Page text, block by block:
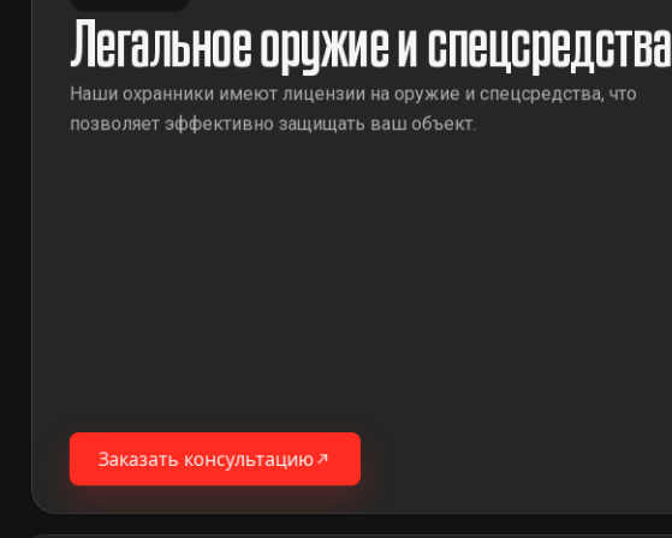
Легальное оружие и спецсредства
Наши охранники имеют лицензии на оружие и спецсредства, что
позволяет эффективно защищать ваш объект.
Заказать консультацию